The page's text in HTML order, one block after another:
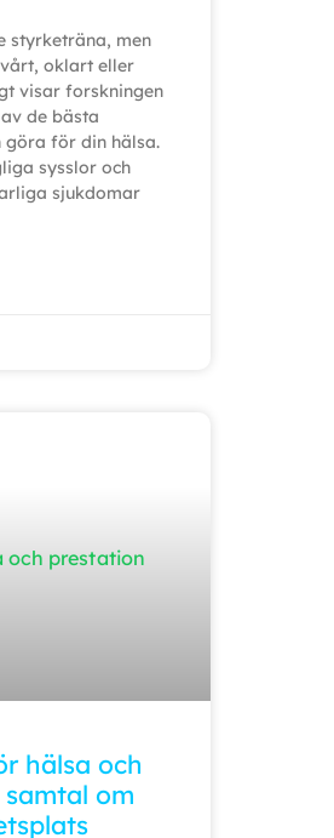
styrketräna, men
oklart eller
visar forskningen
de bästa
göra för din hälsa.
sysslor och
sjukdomar
hälsa och
om